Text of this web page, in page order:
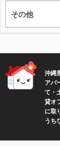
その他
沖縄
アパ
て・
貸オ
に取
うち